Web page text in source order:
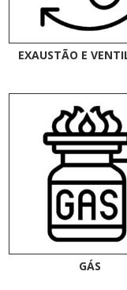
EXAUSTÃO E
GÁS